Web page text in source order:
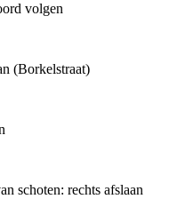
volgen
(Borkelstraat)
schoten: rechts afslaan